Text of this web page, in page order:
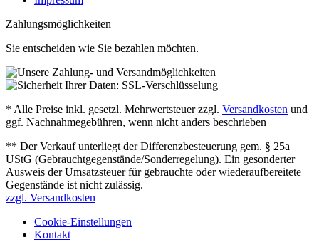
Zahlungsmöglichkeiten
Sie entscheiden wie Sie bezahlen möchten.
* Alle Preise inkl. gesetzl. Mehrwertsteuer zzgl. Versandkosten und
ggf. Nachnahmegebühren, wenn nicht anders beschrieben
** Der Verkauf unterliegt der Differenzbesteuerung gem. § 25a
UStG (Gebrauchtgegenstände/Sonderregelung). Ein gesonderter
Ausweis der Umsatzsteuer für gebrauchte oder wiederaufbereitete
Gegenstände ist nicht zulässig.
zzgl. Versandkosten
Cookie-Einstellungen
Kontakt